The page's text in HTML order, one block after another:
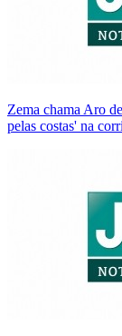
Zema chama Aro
pelas costas' na